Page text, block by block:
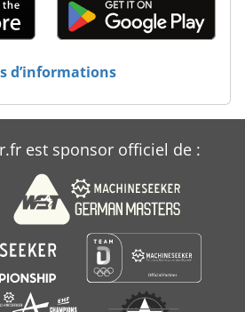
d’informations
est sponsor officiel de :